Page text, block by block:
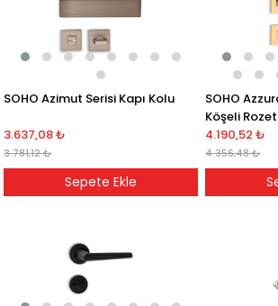
SOHO Azimut Serisi Kapı Kolu
3.637,08 ₺
3.781,12 ₺
Sepete Ekle
SOHO
Köşeli
4.190,52 ₺
4.356,48 ₺